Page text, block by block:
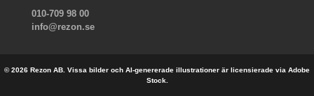
010-709 98 00
info@rezon.se
© 2026 Rezon AB. Vissa bilder och AI-genererade illustrationer är licensierade via Adobe
Stock.